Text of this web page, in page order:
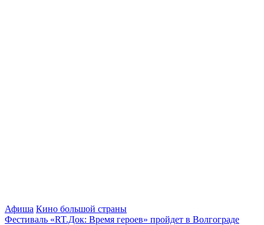
Афиша Кино большой страны
Фестиваль «RT.Док: Время героев» пройдет в Волгограде